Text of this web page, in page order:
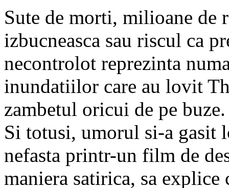
Sute de morti, milioane de
izbucneasca sau riscul ca
necontrolot reprezinta
inundatiilor care au lovit
zambetul oricui de pe buze.
Si totusi, umorul si-a gasit
nefasta printr-un film de
maniera satirica, sa explice